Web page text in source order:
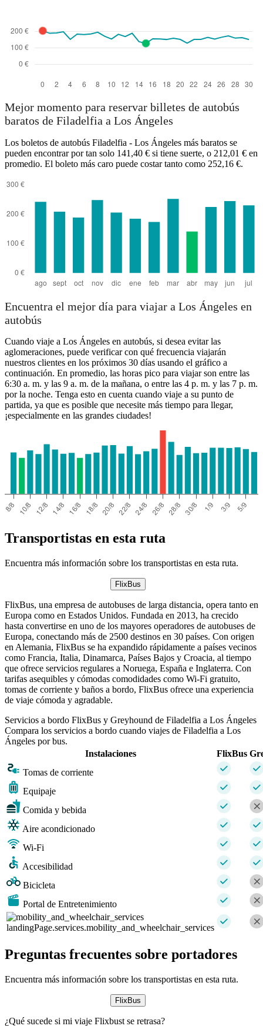
Mejor momento para reservar billetes de autobús
baratos de Filadelfia a Los Ángeles
Los boletos de autobús Filadelfia - Los Ángeles más baratos se
pueden encontrar por tan solo 141,40 € si tiene suerte, o 212,01 € en
promedio. El boleto más caro puede costar tanto como 252,16 €.
Encuentra el mejor día para viajar a Los Ángeles en
autobús
Cuando viaje a Los Ángeles en autobús, si desea evitar las
aglomeraciones, puede verificar con qué frecuencia viajarán
nuestros clientes en los próximos 30 días usando el gráfico a
continuación. En promedio, las horas pico para viajar son entre las
6:30 a. m. y las 9 a. m. de la mañana, o entre las 4 p. m. y las 7 p. m.
por la noche. Tenga esto en cuenta cuando viaje a su punto de
partida, ya que es posible que necesite más tiempo para llegar,
¡especialmente en las grandes ciudades!
Transportistas en esta ruta
Encuentra más información sobre los transportistas en esta ruta.
FlixBus
FlixBus, una empresa de autobuses de larga distancia, opera tanto en
Europa como en Estados Unidos. Fundada en 2013, ha crecido
hasta convertirse en uno de los mayores operadores de autobuses de
Europa, conectando más de 2500 destinos en 30 países. Con origen
en Alemania, FlixBus se ha expandido rápidamente a países vecinos
como Francia, Italia, Dinamarca, Países Bajos y Croacia, al tiempo
que ofrece servicios regulares a Noruega, España e Inglaterra. Con
tarifas asequibles y cómodas comodidades como Wi-Fi gratuito,
tomas de corriente y baños a bordo, FlixBus ofrece una experiencia
de viaje cómoda y agradable.
Servicios a bordo FlixBus y Greyhound de Filadelfia a Los Ángeles
Compara los servicios a bordo cuando viajes de Filadelfia a Los
Ángeles por bus.
Instalaciones
FlixBus
Tomas de corriente
Equipaje
Comida y bebida
Aire acondicionado
Wi-Fi
Accesibilidad
Bicicleta
Portal de Entretenimiento
landingPage.services.mobility_and_wheelchair_services
Preguntas frecuentes sobre portadores
Encuentra más información sobre los transportistas en esta ruta.
FlixBus
¿Qué sucede si mi viaje Flixbust se retrasa?